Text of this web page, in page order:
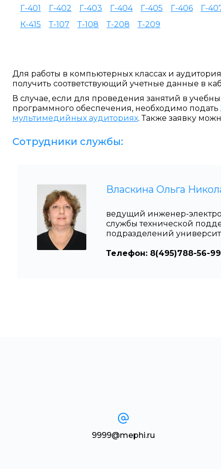
Г-401
Г-402 Г-403 Г-404 Г-405 Г-406
Г-
К-415
Т-107 Т-108 Т-208 Т-209
Для работы в компьютерных классах и
получить соответствующий учетные данные в
В случае, если для проведения занятий в
программного обеспечения, необходимо подать
мультимедийных аудиториях. Также заявку
Сотрудники службы:
Власкина Ольга
ведущий инженер-
службы технической
подразделений
Телефон: 8(495)788-56-
9999@mephi.ru